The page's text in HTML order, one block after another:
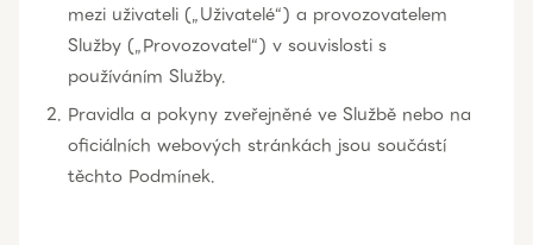
mezi uživateli („Uživatelé“) a provozovatelem
Služby („Provozovatel“) v souvislosti s
používáním Služby.
Pravidla a pokyny zveřejněné ve Službě nebo na
oficiálních webových stránkách jsou součástí
těchto Podmínek.